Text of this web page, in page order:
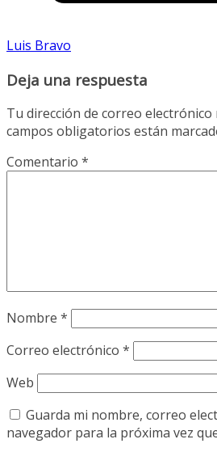
Luis Bravo
Deja una respuesta
Tu dirección de correo electrónico
campos obligatorios están
Comentario *
Nombre *
Correo electrónico *
Web
Guarda mi nombre, correo
navegador para la próxima vez